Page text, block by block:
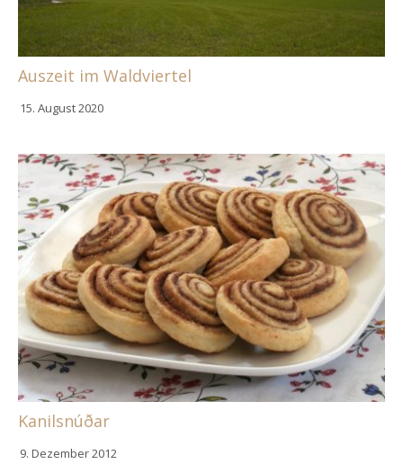
Auszeit im Waldviertel
15. August 2020
Kanilsnúðar
9. Dezember 2012